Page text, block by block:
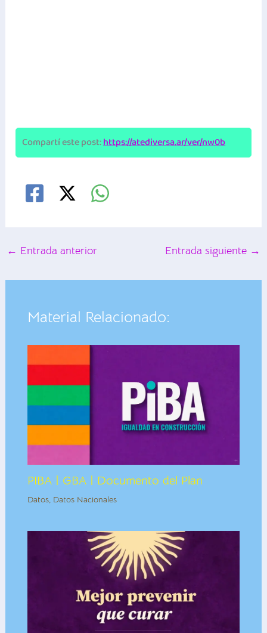
Compartí este post:https://atediversa.ar/ver/nw0b
← Entrada anterior Entrada siguiente →
Material Relacionado:
PIBA | GBA | Documento del Plan
Datos, Datos Nacionales